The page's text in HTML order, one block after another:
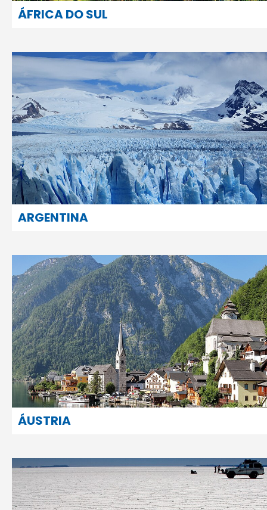
ÁFRICA DO SUL
ARGENTINA
ÁUSTRIA